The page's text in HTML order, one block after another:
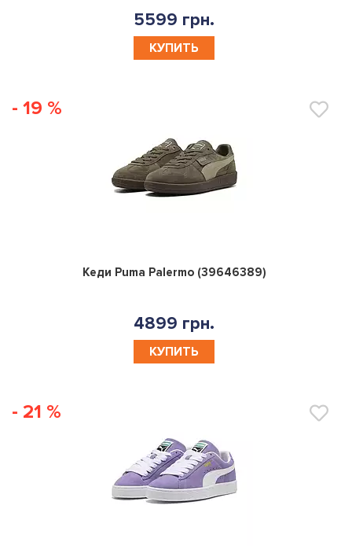
5599 грн.
КУПИТЬ
- 19 %
0
Кеди Puma Palermo (39646389)
4899 грн.
КУПИТЬ
- 21 %